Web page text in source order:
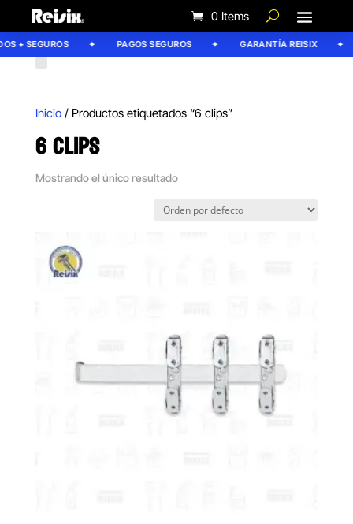
0 Items
+ SEGUROS PAGOS SEGUROS GARANTÍA REISIX
Inicio/ Productos etiquetados “6 clips”
6 CLIPS
Mostrando el único resultado